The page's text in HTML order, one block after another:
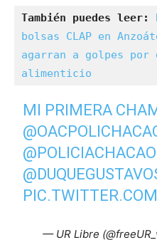
También puedes leer:
bolsas CLAP en
agarran a golpes
alimenticio
MI PRIMERA
@POLICIACHACAO
— UR Libre